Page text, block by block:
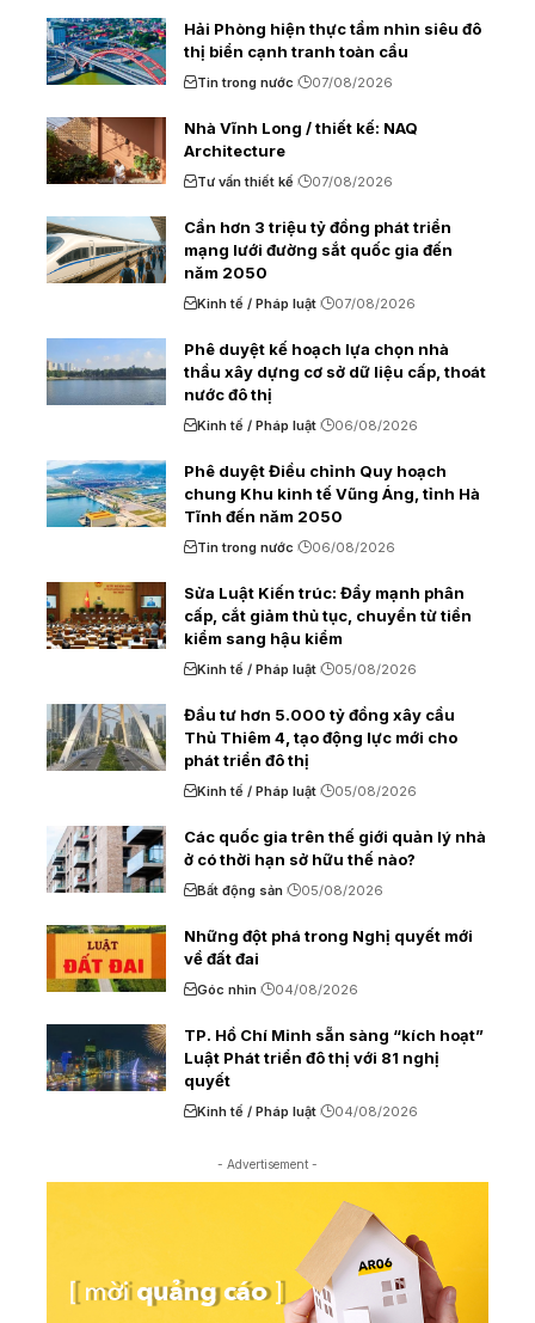
Hải Phòng hiện thực tầm nhìn siêu đô
thị biển cạnh tranh toàn cầu
Tin trong nước 07/08/2026
Nhà Vĩnh Long / thiết kế: NAQ
Architecture
Tư vấn thiết kế 07/08/2026
Cần hơn 3 triệu tỷ đồng phát triển
mạng lưới đường sắt quốc gia đến
năm 2050
Kinh tế / Pháp luật 07/08/2026
Phê duyệt kế hoạch lựa chọn nhà
thầu xây dựng cơ sở dữ liệu cấp, thoát
nước đô thị
Kinh tế / Pháp luật 06/08/2026
Phê duyệt Điều chỉnh Quy hoạch
chung Khu kinh tế Vũng Áng, tỉnh Hà
Tĩnh đến năm 2050
Tin trong nước 06/08/2026
Sửa Luật Kiến trúc: Đẩy mạnh phân
cấp, cắt giảm thủ tục, chuyển từ tiền
kiểm sang hậu kiểm
Kinh tế / Pháp luật 05/08/2026
Đầu tư hơn 5.000 tỷ đồng xây cầu
Thủ Thiêm 4, tạo động lực mới cho
phát triển đô thị
Kinh tế / Pháp luật 05/08/2026
Các quốc gia trên thế giới quản lý nhà
ở có thời hạn sở hữu thế nào?
Bất động sản 05/08/2026
Những đột phá trong Nghị quyết mới
về đất đai
Góc nhìn 04/08/2026
TP. Hồ Chí Minh sẵn sàng “kích hoạt”
Luật Phát triển đô thị với 81 nghị
quyết
Kinh tế / Pháp luật 04/08/2026
- Advertisement -